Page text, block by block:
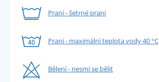
Praní - šetrné praní
Praní - maximální teplota vody 40 °C
Bělení - nesmí se bělit